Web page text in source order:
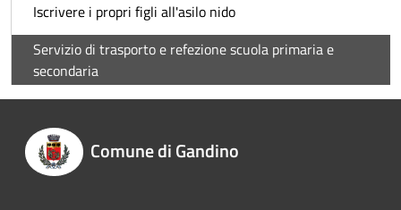
Iscrivere i propri figli all'asilo nido
Servizio di trasporto e refezione scuola primaria e
secondaria
Comune di Gandino